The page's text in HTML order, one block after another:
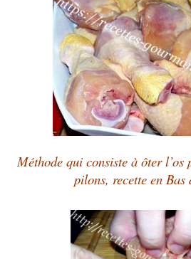
Méthode qui consiste à ôter
pilons, recette en Bas